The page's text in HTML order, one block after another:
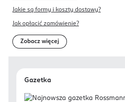
Jakie są formy i koszty dostawy?
Jak opłacić zamówienie?
Zobacz więcej
Gazetka